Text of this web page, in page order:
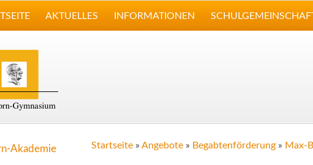
AKTUELLES INFORMATIONEN
Akademie Startseite » Angebote » Begabtenförderung » Max-